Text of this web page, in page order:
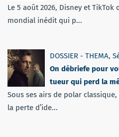
Le 5 août 2026, Disney et
mondial inédit qui p...
DOSSIER - THEMA,
On débriefe pour
tueur qui perd la
Sous ses airs de polar
la perte d’ide...